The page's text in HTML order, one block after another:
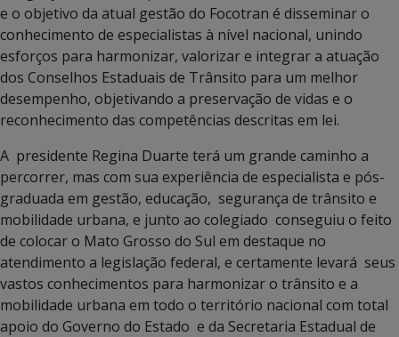
e o objetivo da atual gestão do Focotran é disseminar o
conhecimento de especialistas à nível nacional, unindo
esforços para harmonizar, valorizar e integrar a atuação
dos Conselhos Estaduais de Trânsito para um melhor
desempenho, objetivando a preservação de vidas e o
reconhecimento das competências descritas em lei.
A presidente Regina Duarte terá um grande caminho a
percorrer, mas com sua experiência de especialista e pós-
graduada em gestão, educação, segurança de trânsito e
mobilidade urbana, e junto ao colegiado conseguiu o feito
de colocar o Mato Grosso do Sul em destaque no
atendimento a legislação federal, e certamente levará seus
vastos conhecimentos para harmonizar o trânsito e a
mobilidade urbana em todo o território nacional com total
apoio do Governo do Estado e da Secretaria Estadual de